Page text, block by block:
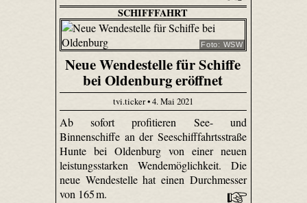
SCHIFFFAHRT
Foto: WSW
Neue Wendestelle für Schiffe
bei Oldenburg eröffnet
tvi.ticker • 4. Mai 2021
Ab sofort profitieren See- und
Binnenschiffe an der Seeschifffahrtsstraße
Hunte bei Oldenburg von einer neuen
leistungsstarken Wendemöglichkeit. Die
neue Wendestelle hat einen Durchmesser
von 165 m.